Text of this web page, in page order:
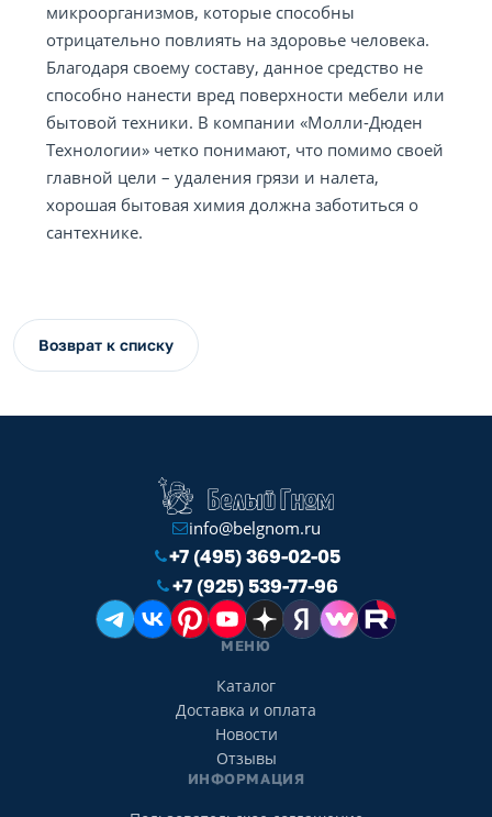
микроорганизмов, которые способны
отрицательно повлиять на здоровье человека.
Благодаря своему составу, данное средство не
способно нанести вред поверхности мебели или
бытовой техники. В компании «Молли-Дюден
Технологии» четко понимают, что помимо своей
главной цели – удаления грязи и налета,
хорошая бытовая химия должна заботиться о
сантехнике.
Возврат к списку
info@belgnom.ru
+7 (495) 369-02-05
+7 (925) 539-77-96
МЕНЮ
Каталог
Доставка и оплата
Новости
Отзывы
ИНФОРМАЦИЯ